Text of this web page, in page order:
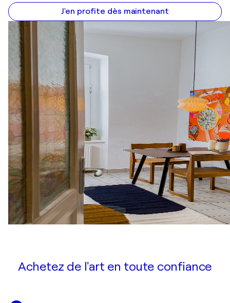
J'en profite dès maintenant
Achetez de l'art en toute confiance